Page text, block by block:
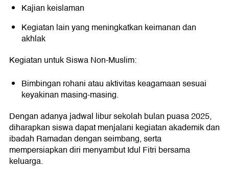
Kajian keislaman
Kegiatan lain yang meningkatkan keimanan dan
akhlak
Kegiatan untuk Siswa Non-Muslim:
Bimbingan rohani atau aktivitas keagamaan sesuai
keyakinan masing-masing.
Dengan adanya jadwal libur sekolah bulan puasa 2025,
diharapkan siswa dapat menjalani kegiatan akademik dan
ibadah Ramadan dengan seimbang, serta
mempersiapkan diri menyambut Idul Fitri bersama
keluarga.